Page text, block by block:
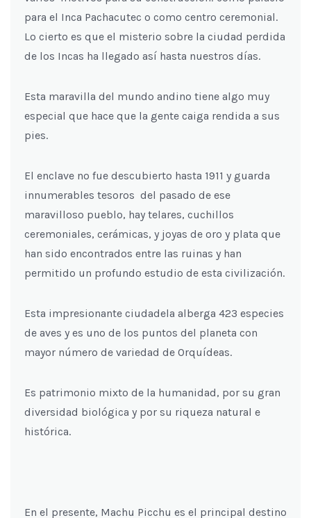
para el Inca Pachacutec o como centro ceremonial.
Lo cierto es que el misterio sobre la ciudad perdida
de los Incas ha llegado así hasta nuestros días.
Esta maravilla del mundo andino tiene algo muy
especial que hace que la gente caiga rendida a sus
pies.
El enclave no fue descubierto hasta 1911 y guarda
innumerables tesoros del pasado de ese
maravilloso pueblo, hay telares, cuchillos
ceremoniales, cerámicas, y joyas de oro y plata que
han sido encontrados entre las ruinas y han
permitido un profundo estudio de esta civilización.
Esta impresionante ciudadela alberga 423 especies
de aves y es uno de los puntos del planeta con
mayor número de variedad de Orquídeas.
Es patrimonio mixto de la humanidad, por su gran
diversidad biológica y por su riqueza natural e
histórica.
En el presente, Machu Picchu es el principal destino